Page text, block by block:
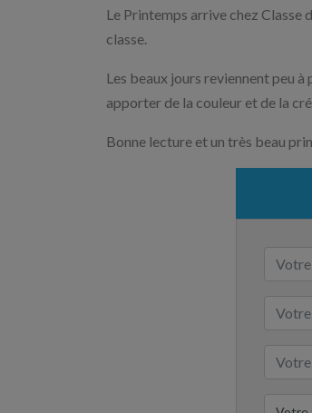
Le Printemps arrive chez Classe
classe.
Les beaux jours reviennent peu
apporter de la couleur et de la
Bonne lecture et un très beau